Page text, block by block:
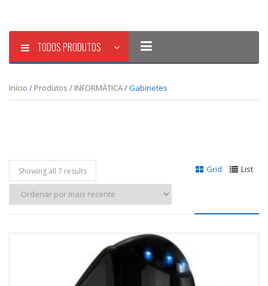
TODOS PRODUTOS
Início / Produtos / INFORMÁTICA/ Gabinetes
Grid List
Showing all 7 results